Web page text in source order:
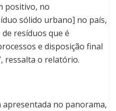
positivo, no
sólido urbano] no país,
resíduos que é
e disposição final
ressalta o relatório.
apresentada no panorama,